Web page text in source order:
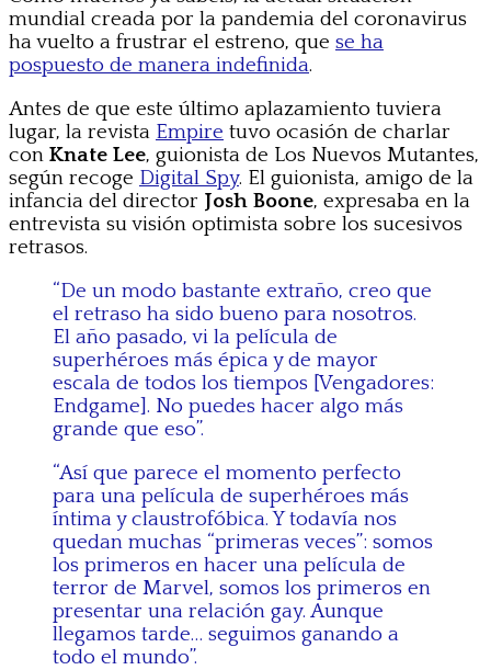
mundial creada por la pandemia del coronavirus
ha vuelto a frustrar el estreno, que se ha
pospuesto de manera indefinida.
Antes de que este último aplazamiento tuviera
lugar, la revista Empire tuvo ocasión de charlar
con Knate Lee, guionista de Los Nuevos Mutantes,
según recoge Digital Spy. El guionista, amigo de la
infancia del director Josh Boone, expresaba en la
entrevista su visión optimista sobre los sucesivos
retrasos.
“De un modo bastante extraño, creo que
el retraso ha sido bueno para nosotros.
El año pasado, vi la película de
superhéroes más épica y de mayor
escala de todos los tiempos [Vengadores:
Endgame]. No puedes hacer algo más
grande que eso”.
“Así que parece el momento perfecto
para una película de superhéroes más
íntima y claustrofóbica. Y todavía nos
quedan muchas “primeras veces”: somos
los primeros en hacer una película de
terror de Marvel, somos los primeros en
presentar una relación gay. Aunque
llegamos tarde… seguimos ganando a
todo el mundo”.